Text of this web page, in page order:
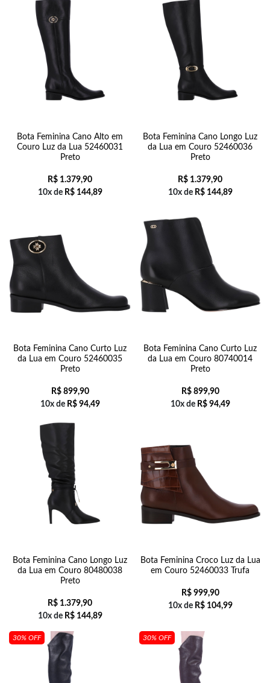
Bota Feminina Cano Alto em
Couro Luz da Lua 52460031
Preto
R$ 1.379,90
10x de R$144,89
Bota Feminina Cano Longo Luz
da Lua em Couro 52460036
Preto
R$ 1.379,90
10x de R$144,89
Bota Feminina Cano Curto Luz
da Lua em Couro 52460035
Preto
R$899,90
10x de R$94,49
Bota Feminina Cano Curto Luz
da Lua em Couro 80740014
Preto
R$899,90
10x de R$94,49
Bota Feminina Cano Longo Luz
da Lua em Couro 80480038
Preto
R$ 1.379,90
10x de R$144,89
Bota Feminina Croco Luz da Lua
em Couro 52460033 Trufa
R$999,90
10x de R$104,99
30% OFF 30% OFF